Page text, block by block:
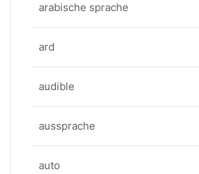
arabische sprache
ard
audible
aussprache
auto